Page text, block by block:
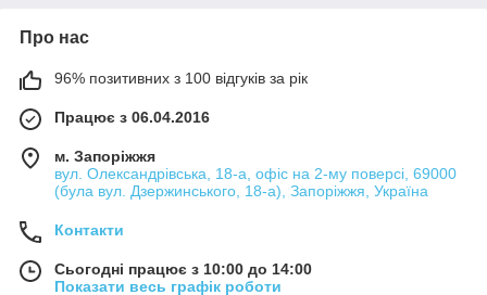
Про нас
96% позитивних з 100 відгуків за рік
Працює з 06.04.2016
м. Запоріжжя
вул. Олександрівська, 18-а, офіс на 2-му поверсі, 69000
(була вул. Дзержинського, 18-а), Запоріжжя, Україна
Контакти
Сьогодні працює з 10:00 до 14:00
Показати весь графік роботи